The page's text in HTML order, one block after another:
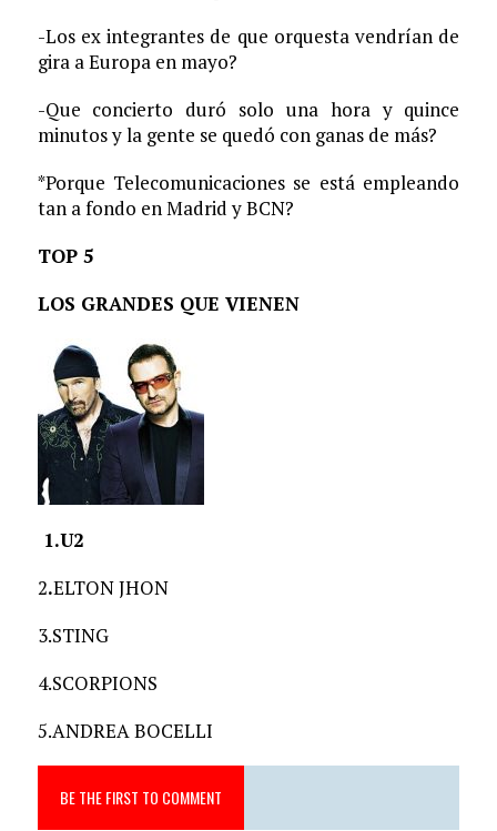
-Los ex integrantes de que orquesta vendrían de
gira a Europa en mayo?
-Que concierto duró solo una hora y quince
minutos y la gente se quedó con ganas de más?
*Porque Telecomunicaciones se está empleando
tan a fondo en Madrid y BCN?
TOP 5
LOS GRANDES QUE VIENEN
1.U2
2.ELTON JHON
3.STING
4.SCORPIONS
5.ANDREA BOCELLI
BE THE FIRST TO COMMENT